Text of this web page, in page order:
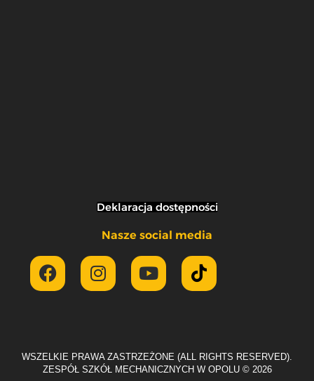
Deklaracja dostępności
Nasze social media
WSZELKIE PRAWA ZASTRZEŻONE (ALL RIGHTS RESERVED).
ZESPÓŁ SZKÓŁ MECHANICZNYCH W OPOLU © 2026